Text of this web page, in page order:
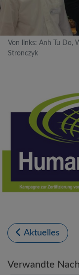
Von links: Anh Tu Do,
Stronczyk
Aktuelles
Verwandte